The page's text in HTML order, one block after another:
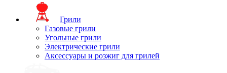
Грили
Газовые грили
Угольные грили
Электрические грили
Аксессуары и розжиг для грилей